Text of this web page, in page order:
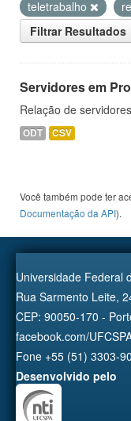
teletrabalho
Filtrar Resultados
Servidores em
Relação de
ODT CSV
Você também pode ter
Documentação da API).
Universidade Federal
Rua Sarmento Leite,
CEP: 90050-170 -
facebook.com/
Fone +55 (51) 3303-
Desenvolvido pelo